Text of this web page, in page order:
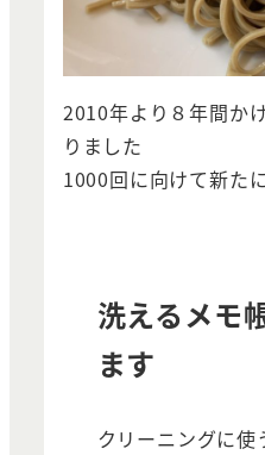
2010年より８年間か
りました
1000回に向けて新た
洗えるメモ
ます
クリーニングに